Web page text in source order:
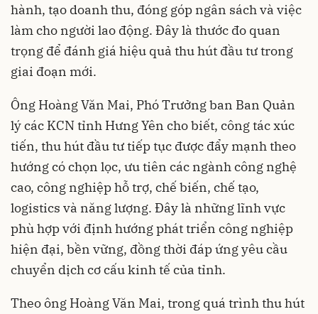
hành, tạo doanh thu, đóng góp ngân sách và việc
làm cho người lao động. Đây là thước đo quan
trọng để đánh giá hiệu quả thu hút đầu tư trong
giai đoạn mới.
Ông Hoàng Văn Mai, Phó Trưởng ban Ban Quản
lý các KCN tỉnh Hưng Yên cho biết, công tác xúc
tiến, thu hút đầu tư tiếp tục được đẩy mạnh theo
hướng có chọn lọc, ưu tiên các ngành công nghệ
cao, công nghiệp hỗ trợ, chế biến, chế tạo,
logistics và năng lượng. Đây là những lĩnh vực
phù hợp với định hướng phát triển công nghiệp
hiện đại, bền vững, đồng thời đáp ứng yêu cầu
chuyển dịch cơ cấu kinh tế của tỉnh.
Theo ông Hoàng Văn Mai, trong quá trình thu hút